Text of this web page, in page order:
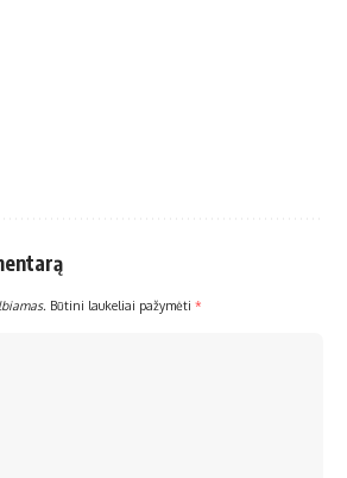
Būtini laukeliai pažymėti *